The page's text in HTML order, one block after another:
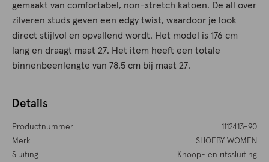
gemaakt van comfortabel, non-stretch katoen. De all over
zilveren studs geven een edgy twist, waardoor je look
direct stijlvol en opvallend wordt. Het model is 176 cm
lang en draagt maat 27. Het item heeft een totale
binnenbeenlengte van 78.5 cm bij maat 27.
Details
Productnummer
1112413-90
Merk
SHOEBY WOMEN
Sluiting
Knoop- en ritssluiting